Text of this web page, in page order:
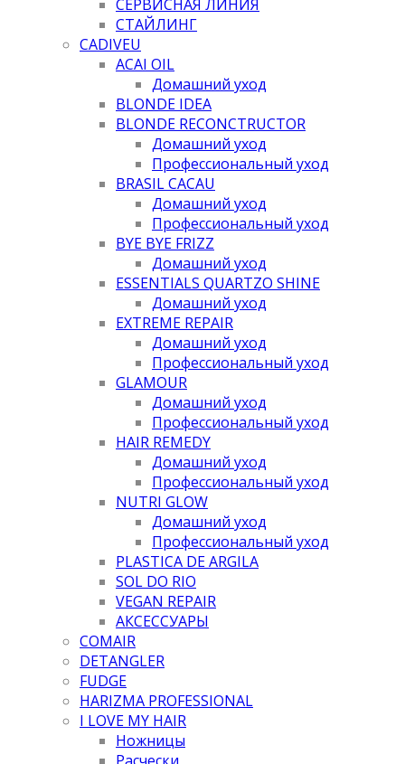
СЕРВИСНАЯ ЛИНИЯ
СТАЙЛИНГ
CADIVEU
ACAI OIL
Домашний уход
BLONDE IDEA
BLONDE RECONCTRUCTOR
Домашний уход
Профессиональный уход
BRASIL CACAU
Домашний уход
Профессиональный уход
BYE BYE FRIZZ
Домашний уход
ESSENTIALS QUARTZO SHINE
Домашний уход
EXTREME REPAIR
Домашний уход
Профессиональный уход
GLAMOUR
Домашний уход
Профессиональный уход
HAIR REMEDY
Домашний уход
Профессиональный уход
NUTRI GLOW
Домашний уход
Профессиональный уход
PLASTICA DE ARGILA
SOL DO RIO
VEGAN REPAIR
АКСЕССУАРЫ
COMAIR
DETANGLER
FUDGE
HARIZMA PROFESSIONAL
I LOVE MY HAIR
Ножницы